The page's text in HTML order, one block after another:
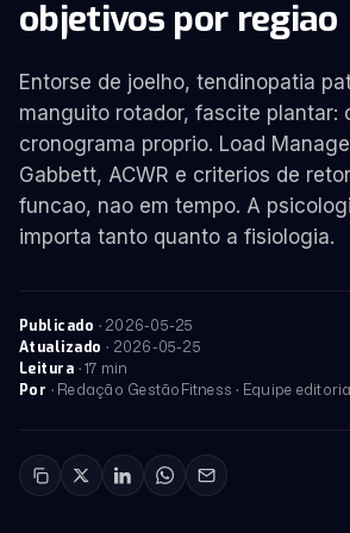
objetivos por regiao
Entorse de joelho, tendinopatia
manguito rotador, fascite plantar:
cronograma proprio. Load
Gabbett, ACWR e criterios de
funcao, nao em tempo. A
importa tanto quanto a fisiologia.
Publicado · 2026-05-25
Atualizado · 2026-05-25
Leitura · 17 min
Por · Redação GestãoFitness · Equipe